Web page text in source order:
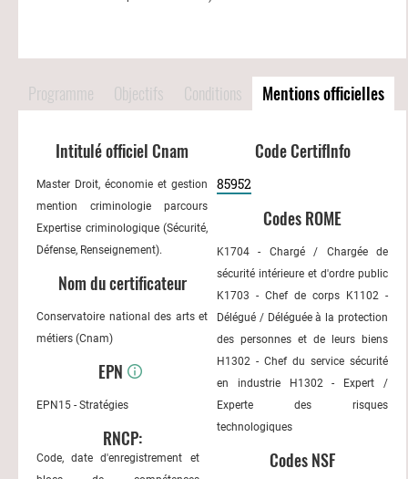
Programme Objectifs Conditions Mentions officielles
Intitulé officiel Cnam
Master Droit, économie et gestion
mention criminologie parcours
Expertise criminologique (Sécurité,
Défense, Renseignement).
Nom du certificateur
Conservatoire national des arts et
métiers (Cnam)
EPN
EPN15 - Stratégies
RNCP:
Code, date d'enregistrement et
Code CertifInfo
85952
Codes ROME
K1704 - Chargé / Chargée de
sécurité intérieure et d'ordre public
K1703 - Chef de corps K1102 -
Délégué / Déléguée à la protection
des personnes et de leurs biens
H1302 - Chef du service sécurité
en industrie H1302 - Expert /
Experte des risques
technologiques
Codes NSF